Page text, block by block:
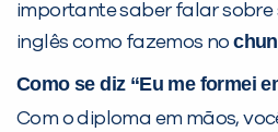
importante saber falar
inglês como fazemos no
Como se diz “Eu me formei
Com o diploma em mãos,